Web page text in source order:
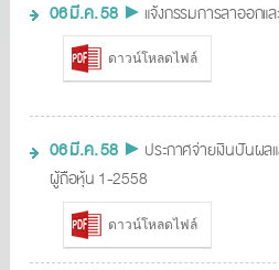
06 มี.ค. 58 ► แจ้งกรรมการลาออกแ
ดาวน์โหลดไฟล์
06 มี.ค. 58 ► ประกาศจ่ายเงินปันผ
ผู้ถือหุ้น 1-2558
ดาวน์โหลดไฟล์